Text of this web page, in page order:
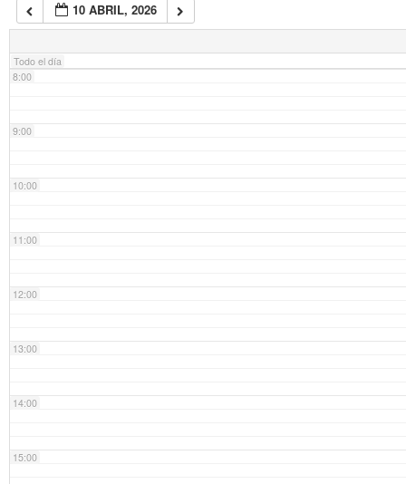
10 ABRIL, 2026
Todo el día
7:00
8:00
9:00
10:00
11:00
12:00
13:00
14:00
15:00